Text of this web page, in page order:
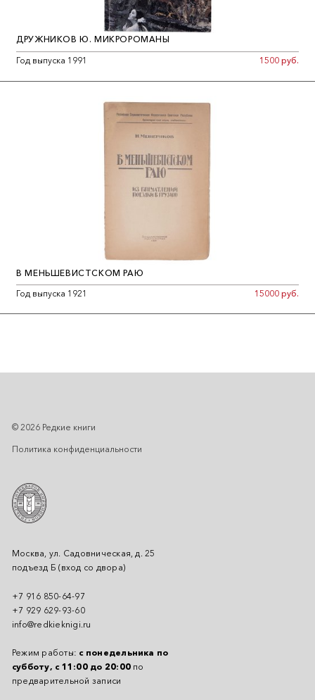
ДРУЖНИКОВ Ю. МИКРОРОМАНЫ
Год выпуска 1991
1500 руб.
В МЕНЬШЕВИСТСКОМ РАЮ
Год выпуска 1921
15000 руб.
Москва, ул. Садовническая, д. 25
подъезд Б (вход со двора)
+7 916 850-64-97
+7 929 629-93-60
info@redkieknigi.ru
Режим работы: с понедельника по
субботу, с 11:00 до 20:00 по
предварительной записи
© 2026 Редкие книги
Политика конфиденциальности